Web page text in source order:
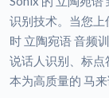
识别技术。当您上
时 立陶宛语 音频
说话人识别、标点
本为高质量的 马来